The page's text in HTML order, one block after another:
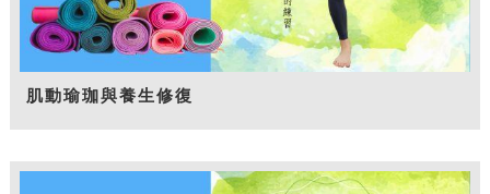
肌動瑜珈與養生修復